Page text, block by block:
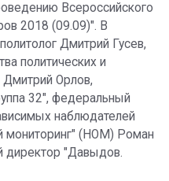
Всероссийского
2018 (09.09)". В
Дмитрий Гусев,
политических и
Дмитрий Орлов,
32", федеральный
наблюдателей
мониторинг" (НОМ) Роман
директор "Давыдов.